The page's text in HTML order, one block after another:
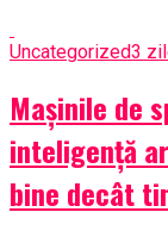
Uncategorized3
Mașinile de
inteligență
bine decât